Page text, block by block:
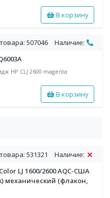
В корзину
507046
Наличие:
НР CLJ 2600 magenta
В корзину
531321
Наличие:
LJ 1600/2600 AQC-США
механический (флакон,